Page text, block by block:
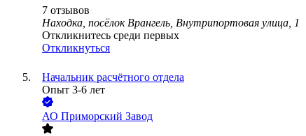
7 отзывов
Находка, посёлок Врангель, Внутрипортовая улица, 1
Откликнитесь среди первых
Откликнуться
Начальник расчётного отдела
Опыт 3-6 лет
АО Приморский Завод